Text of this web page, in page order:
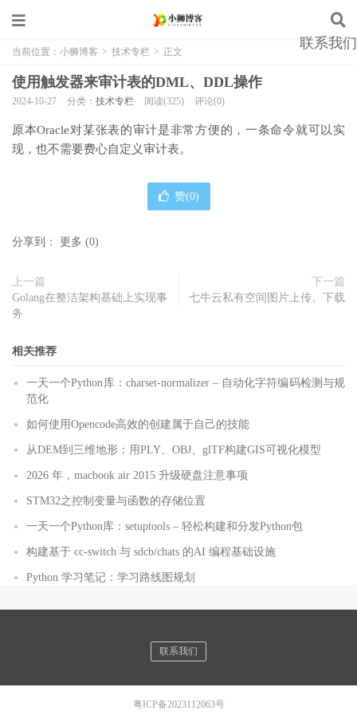
联系我们
当前位置： 小狮博客 > 技术专栏 > 正文
使用触发器来审计表的DML、DDL操作
2024-10-27 分类： 技术专栏 阅读(325) 评论(0)
原本Oracle对某张表的审计是非常方便的，一条命令就可以实
现，也不需要费心自定义审计表。
赞(0)
分享到： 更多 (0)
上一篇
Golang在整洁架构基础上实现事
务
下一篇
七牛云私有空间图片上传、下载
相关推荐
一天一个Python库：charset-normalizer – 自动化字符编码检测与规
范化
如何使用Opencode高效的创建属于自己的技能
从DEM到三维地形：用PLY、OBJ、glTF构建GIS可视化模型
2026 年，macbook air 2015 升级硬盘注意事项
STM32之控制变量与函数的存储位置
一天一个Python库：setuptools – 轻松构建和分发Python包
构建基于 cc-switch 与 sdcb/chats 的AI 编程基础设施
Python 学习笔记：学习路线图规划
联系我们
粤ICP备2023112063号